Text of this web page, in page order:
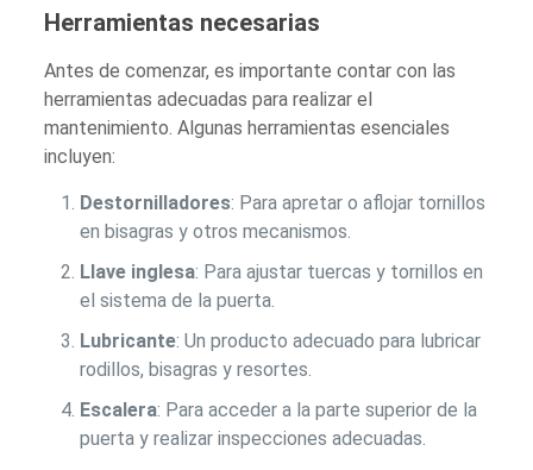
Herramientas necesarias
Antes de comenzar, es importante contar con las
herramientas adecuadas para realizar el
mantenimiento. Algunas herramientas esenciales
incluyen:
Destornilladores: Para apretar o aflojar tornillos
en bisagras y otros mecanismos.
Llave inglesa: Para ajustar tuercas y tornillos en
el sistema de la puerta.
Lubricante: Un producto adecuado para lubricar
rodillos, bisagras y resortes.
Escalera: Para acceder a la parte superior de la
puerta y realizar inspecciones adecuadas.